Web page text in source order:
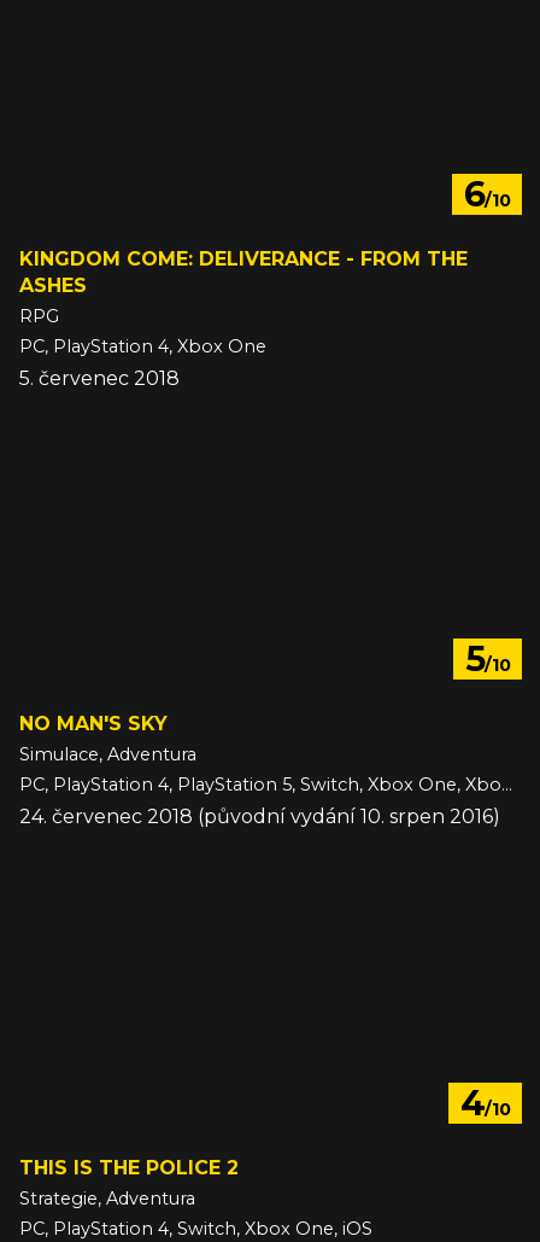
6/10
KINGDOM COME: DELIVERANCE - FROM THE
ASHES
RPG
PC, PlayStation 4, Xbox One
5. červenec 2018
5/10
NO MAN'S SKY
Simulace, Adventura
PC, PlayStation 4, PlayStation 5, Switch, Xbox One, Xbox Series
24. červenec 2018 (původní vydání 10. srpen 2016)
4/10
THIS IS THE POLICE 2
Strategie, Adventura
PC, PlayStation 4, Switch, Xbox One, iOS